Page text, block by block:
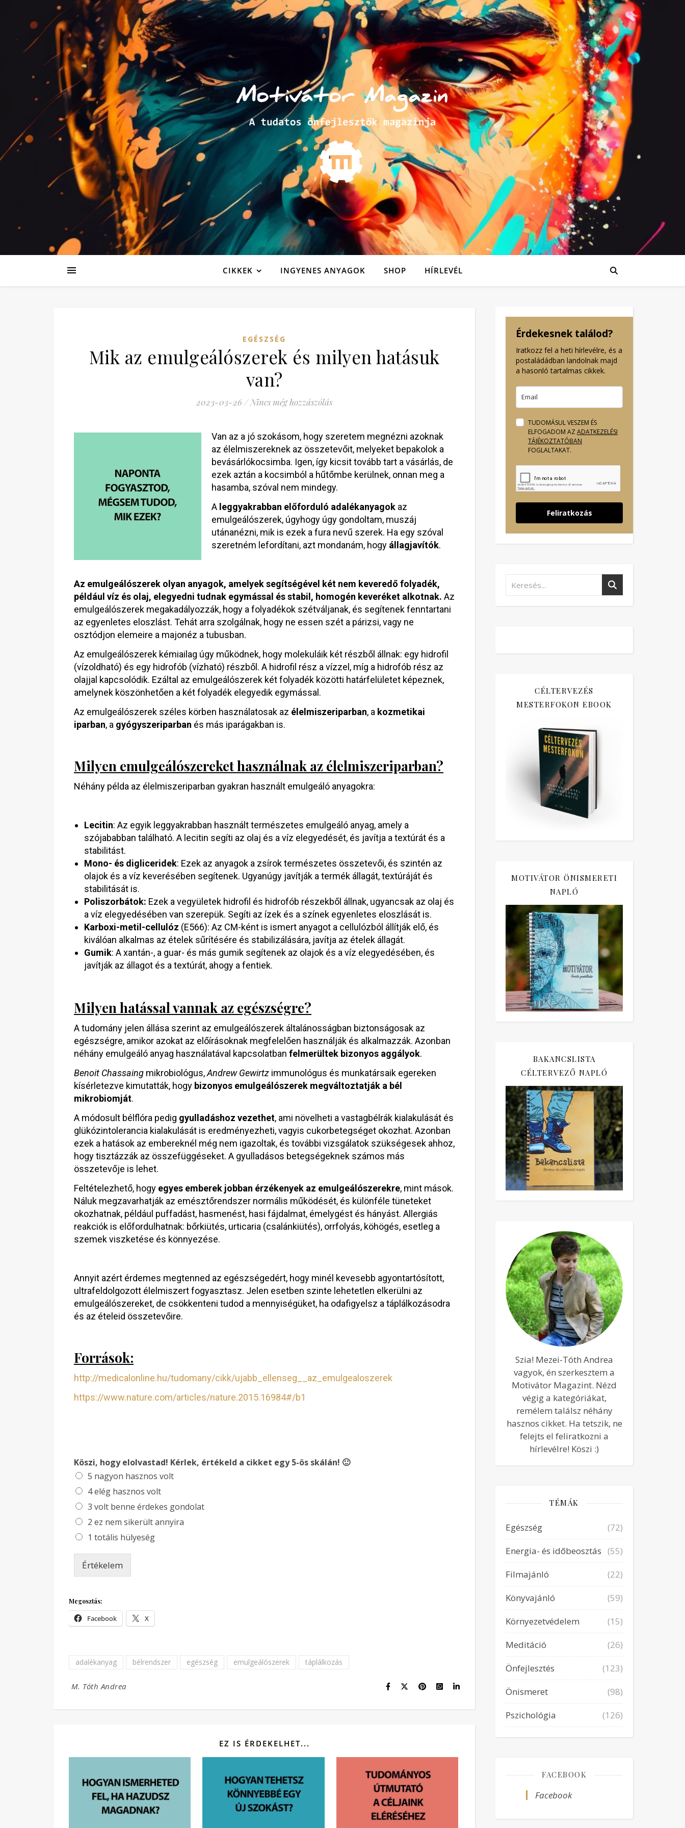
CIKKEK INGYENES ANYAGOK SHOP HÍRLEVÉL
EGÉSZSÉG
Mik az emulgeálószerek és milyen hatásuk
van?
2023-03-26/ Nincs még hozzászólás
Van az a jó szokásom, hogy szeretem megnézni azoknak
az élelmiszereknek az összetevőit, melyeket bepakolok a
bevásárlókocsimba. Igen, így kicsit tovább tart a vásárlás, de
ezek aztán a kocsimból a hűtőmbe kerülnek, onnan meg a
hasamba, szóval nem mindegy.
A leggyakrabban előforduló adalékanyagok az
emulgeálószerek, úgyhogy úgy gondoltam, muszáj
utánanézni, mik is ezek a fura nevű szerek. Ha egy szóval
szeretném lefordítani, azt mondanám, hogy állagjavítók.
Az emulgeálószerek olyan anyagok, amelyek segítségével két nem keveredő folyadék,
például víz és olaj, elegyedni tudnak egymással és stabil, homogén keveréket alkotnak. Az
emulgeálószerek megakadályozzák, hogy a folyadékok szétváljanak, és segítenek fenntartani
az egyenletes eloszlást. Tehát arra szolgálnak, hogy ne essen szét a párizsi, vagy ne
osztódjon elemeire a majonéz a tubusban.
Az emulgeálószerek kémiailag úgy működnek, hogy molekuláik két részből állnak: egy hidrofil
(vízoldható) és egy hidrofób (vízható) részből. A hidrofil rész a vízzel, míg a hidrofób rész az
olajjal kapcsolódik. Ezáltal az emulgeálószerek két folyadék közötti határfelületet képeznek,
amelynek köszönhetően a két folyadék elegyedik egymással.
Az emulgeálószerek széles körben használatosak az élelmiszeriparban, a kozmetikai
iparban, a gyógyszeriparban és más iparágakban is.
Milyen emulgeálószereket használnak az élelmiszeriparban?
Néhány példa az élelmiszeriparban gyakran használt emulgeáló anyagokra:
Lecitin: Az egyik leggyakrabban használt természetes emulgeáló anyag, amely a
szójababban található. A lecitin segíti az olaj és a víz elegyedését, és javítja a textúrát és a
stabilitást.
Mono- és digliceridek: Ezek az anyagok a zsírok természetes összetevői, és szintén az
olajok és a víz keverésében segítenek. Ugyanúgy javítják a termék állagát, textúráját és
stabilitását is.
Poliszorbátok: Ezek a vegyületek hidrofil és hidrofób részekből állnak, ugyancsak az olaj és
a víz elegyedésében van szerepük. Segíti az ízek és a színek egyenletes eloszlását is.
Karboxi-metil-cellulóz (E566): Az CM-ként is ismert anyagot a cellulózból állítják elő, és
kiválóan alkalmas az ételek sűrítésére és stabilizálására, javítja az ételek állagát.
Gumik: A xantán-, a guar- és más gumik segítenek az olajok és a víz elegyedésében, és
javítják az állagot és a textúrát, ahogy a fentiek.
Milyen hatással vannak az egészségre?
A tudomány jelen állása szerint az emulgeálószerek általánosságban biztonságosak az
egészségre, amikor azokat az előírásoknak megfelelően használják és alkalmazzák. Azonban
néhány emulgeáló anyag használatával kapcsolatban felmerültek bizonyos aggályok.
Benoit Chassaing mikrobiológus,Andrew Gewirtz immunológus és munkatársaik egereken
kísérletezve kimutatták, hogy bizonyos emulgeálószerek megváltoztatják a bél
mikrobiomját.
A módosult bélflóra pedig gyulladáshoz vezethet, ami növelheti a vastagbélrák kialakulását és
glükózintolerancia kialakulását is eredményezheti, vagyis cukorbetegséget okozhat. Azonban
ezek a hatások az embereknél még nem igazoltak, és további vizsgálatok szükségesek ahhoz,
hogy tisztázzák az összefüggéseket. A gyulladásos betegségeknek számos más
összetevője is lehet.
Feltételezhető, hogy egyes emberek jobban érzékenyek az emulgeálószerekre, mint mások.
Náluk megzavarhatják az emésztőrendszer normális működését, és különféle tüneteket
okozhatnak, például puffadást, hasmenést, hasi fájdalmat, émelygést és hányást. Allergiás
reakciók is előfordulhatnak: bőrkiütés, urticaria (csalánkiütés), orrfolyás, köhögés, esetleg a
szemek viszketése és könnyezése.
Annyit azért érdemes megtenned az egészségedért, hogy minél kevesebb agyontartósított,
ultrafeldolgozott élelmiszert fogyasztasz. Jelen esetben szinte lehetetlen elkerülni az
emulgeálószereket, de csökkenteni tudod a mennyiségüket, ha odafigyelsz a táplálkozásodra
és az ételeid összetevőire.
Források:
http://medicalonline.hu/tudomany/cikk/ujabb_ellenseg__az_emulgealoszerek
https://www.nature.com/articles/nature.2015.16984#/b1
Köszi, hogy elolvastad! Kérlek, értékeld a cikket egy 5-ös skálán! 🙂
5 nagyon hasznos volt
4 elég hasznos volt
3 volt benne érdekes gondolat
2 ez nem sikerült annyira
1 totális hülyeség
Értékelem
Megosztás:
Facebook X
adalékanyag bélrendszer egészség emulgeálószerek táplálkozás
M. Tóth Andrea
EZ IS ÉRDEKELHET...
Érdekesnek találod?
Iratkozz fel a heti hírlevélre, és a
postaládádban landolnak majd
a hasonló tartalmas cikkek.
TUDOMÁSUL VESZEM ÉS
ELFOGADOM AZ ADATKEZELÉSI
TÁJÉKOZTATÓBAN
FOGLALTAKAT.
Feliratkozás
CÉLTERVEZÉS
MESTERFOKON EBOOK
MOTIVÁTOR ÖNISMERETI
NAPLÓ
BAKANCSLISTA
CÉLTERVEZŐ NAPLÓ
Szia! Mezei-Tóth Andrea
vagyok, én szerkesztem a
Motivátor Magazint. Nézd
végig a kategóriákat,
remélem találsz néhány
hasznos cikket. Ha tetszik, ne
felejts el feliratkozni a
hírlevélre! Köszi :)
TÉMÁK
Egészség
(72)
Energia- és időbeosztás (55)
Filmajánló
(22)
Könyvajánló
(59)
Környezetvédelem
(15)
Meditáció
(26)
Önfejlesztés
(123)
Önismeret
(98)
Pszichológia
(126)
FACEBOOK
Facebook